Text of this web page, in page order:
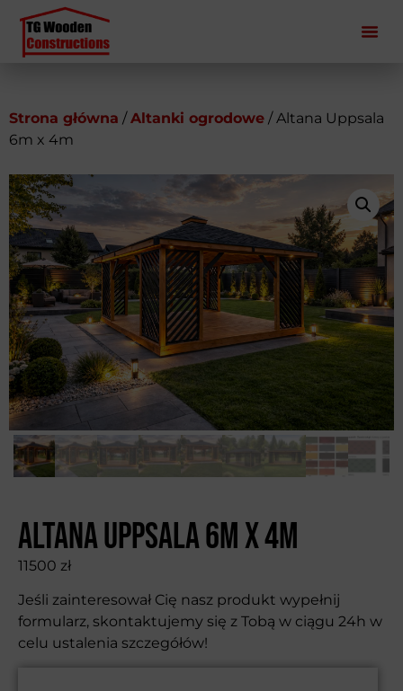
Strona główna /Altanki ogrodowe / Altana Uppsala
6m x 4m
Altana Uppsala 6m x 4m
11500 zł
Jeśli zainteresował Cię nasz produkt wypełnij
formularz, skontaktujemy się z Tobą w ciągu 24h w
celu ustalenia szczegółów!